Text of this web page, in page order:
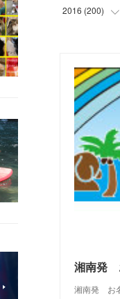
(1)
(2)
(5)
(5
(4)
(4)
(13 )
(6)
(10)
(6)
(11
(15)
(10)
(16 )
(10)
2016 (200)
(19)
(22)
(28
(21)
(23)
(10 )
(14)
湘南発 お